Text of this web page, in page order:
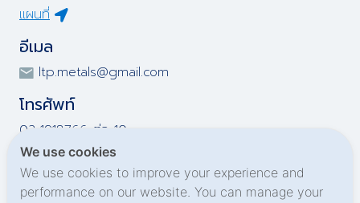
แผนที่
อีเมล
ltp.metals@gmail.com
โทรศัพท์
02-1918766 ต่อ 10
02-1918767 ต่อ 10
02-1919695 ต่อ 10
02-1919696 ต่อ 10
We use cookies
We use cookies to improve your experience and
performance on our website. You can manage your